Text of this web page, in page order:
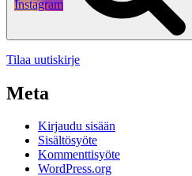
Tilaa uutiskirje
Meta
Kirjaudu sisään
Sisältösyöte
Kommenttisyöte
WordPress.org